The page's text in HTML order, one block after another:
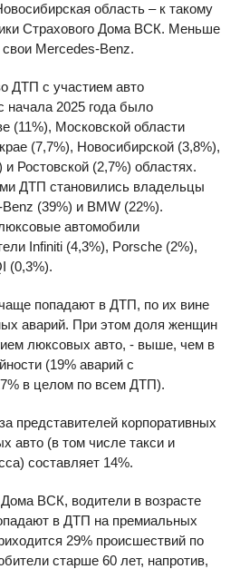
область – к такому
Страхового Дома ВСК. Меньше
свои Mercedes-Benz.
ДТП с участием авто
начала 2025 года было
(11%), Московской области
(7,7%), Новосибирской (3,8%),
и Ростовской (2,7%) областях.
ДТП становились владельцы
(39%) и BMW (22%).
автомобили
Infiniti (4,3%), Porsche (2%),
(0,3%).
попадают в ДТП, по их вине
аварий. При этом доля женщин
люксовых авто, - выше, чем в
(19% аварий с
в целом по всем ДТП).
представителей корпоративных
авто (в том числе такси и
составляет 14%.
ВСК, водители в возрасте
в ДТП на премиальных
29% происшествий по
старше 60 лет, напротив,